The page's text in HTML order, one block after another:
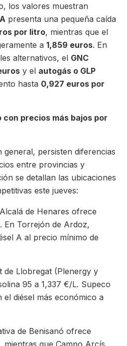
los valores muestran
presenta una pequeña caída
por litro, mientras que el
a 1,859 euros. En
alternativos, el GNC
y el autogás o GLP
hasta 0,927 euros por
precios más bajos por
persisten diferencias
entre provincias y
se detallan las ubicaciones
este jueves:
de Henares ofrece
En Torrejón de Ardoz,
A al precio mínimo de
de Llobregat (Plenergy y
95 a 1,337 €/L. Supeco
diésel más económico a
de Benisanó ofrece
mientras que Campo Arcís